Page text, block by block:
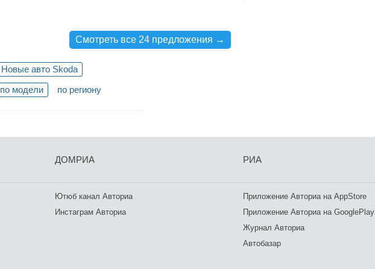
Смотреть все 24 предложения →
Новые авто Skoda
по модели по региону
ДОМРИА РИА
Ютюб канал Авториа
Инстаграм Авториа
Приложение Авториа на AppStore
Приложение Авториа на GooglePlay
Журнал Авториа
Автобазар